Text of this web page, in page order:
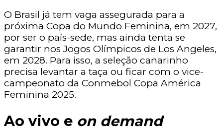
O Brasil já tem vaga assegurada para a
próxima Copa do Mundo Feminina, em 2027,
por ser o país-sede, mas ainda tenta se
garantir nos Jogos Olímpicos de Los Angeles,
em 2028. Para isso, a seleção canarinho
precisa levantar a taça ou ficar com o vice-
campeonato da Conmebol Copa América
Feminina 2025.
Ao vivo e on demand